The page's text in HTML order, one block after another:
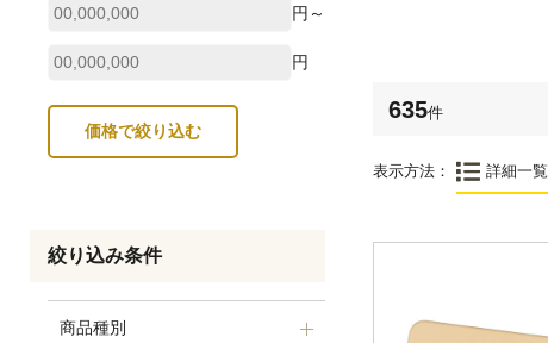
円～
円
絞り込み条件
商品種別
635件
表示方法： 詳細一覧